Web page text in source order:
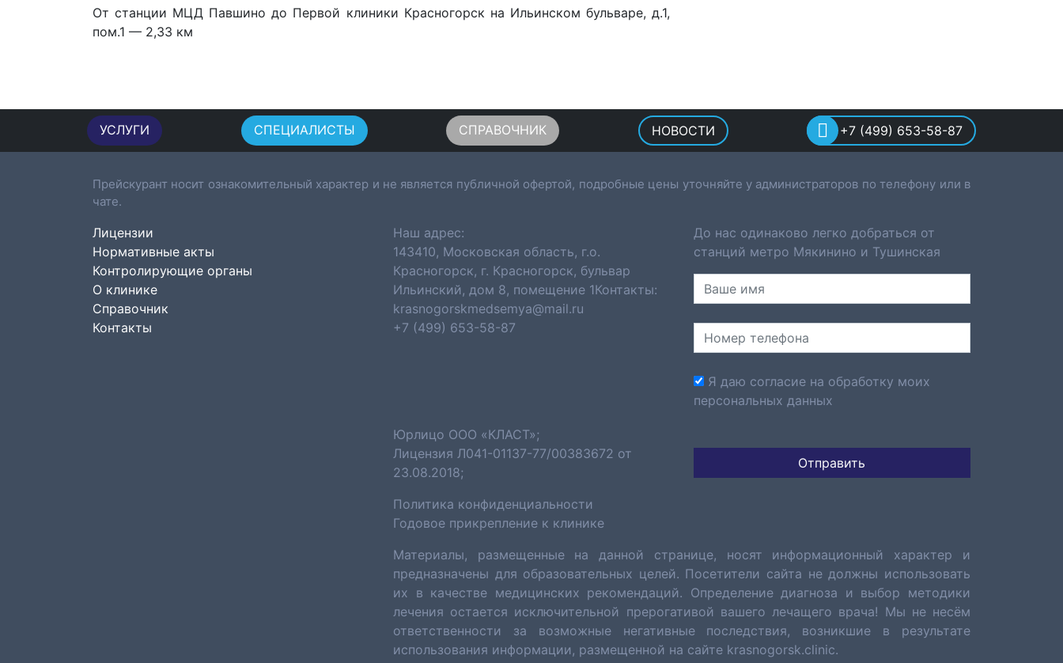
От станции МЦД Павшинодо Первой клиники Красногорск на Ильинском бульваре, д.1,
пом.1 — 2,33 км
УСЛУГИ СПЕЦИАЛИСТЫ СПРАВОЧНИК НОВОСТИ +7 (499) 653-58-87
Прейскурант носит ознакомительный характер и не является публичной офертой, подробные цены уточняйте у администраторов по телефону или в
чате.
Лицензии
Нормативные акты
Контролирующие органы
О клинике
Справочник
Контакты
Наш адрес:
143410, Московская область, г.о.
Красногорск, г. Красногорск, бульвар
Ильинский, дом 8, помещение 1Контакты:
krasnogorskmedsemya@mail.ru
+7 (499) 653-58-87
Юрлицо ООО «КЛАСТ»;
Лицензия Л041-01137-77/00383672 от
23.08.2018;
Политика конфиденциальности
Годовое прикрепление к клинике
До нас одинаково легко добраться от
станций метро Мякинино и Тушинская
Я даю согласие на обработку моих
персональных данных
Материалы, размещенные на данной странице, носят информационный характер и
предназначены для образовательных целей. Посетители сайта не должны использовать
их в качестве медицинских рекомендаций. Определение диагноза и выбор методики
лечения остается исключительной прерогативой вашего лечащего врача! Мы не несём
ответственности за возможные негативные последствия, возникшие в результате
использования информации, размещенной на сайте krasnogorsk.clinic.